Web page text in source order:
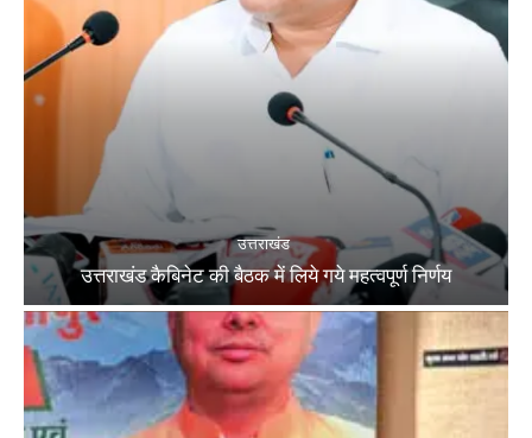
उत्तराखंड
उत्तराखंड कैबिनेट की बैठक में लिये गये महत्वपूर्ण निर्णय